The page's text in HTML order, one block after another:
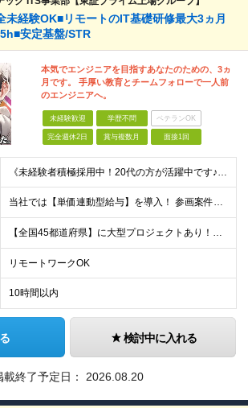
未経験OK■リモートのIT基礎研修最大3ヵ月
安定基盤/STR
本気でエンジニアを目指すあなたのための、3ヵ
月です。 手厚い教育とチームフォローで一人前
のエンジニアへ。
未経験歓迎 学歴不問 ベテランOK
完全週休2日 賞与複数月 面接1回
《未経験者積極採用中！20代の方が活躍中です♪》 ◎約4割が実務未経験入社！ ■学歴・職歴は一切問いません！ ■第二新卒の方もお気軽にご相談ください♪ ■入社してから数年は、転勤の可能性があります
当社では【単価連動型給与】を導入！ 参画案件の契約単価に連動して給与が決定。 還元率は単価の【70％～80％】と東証プライム上場グループとして高水準です！（社会保険料・教育コスト含む） ■関東：月給
【全国45都道府県】に大型プロジェクトあり！※ 四国・沖縄を除く 主要勤務地： 北海道/宮城県/栃木県/埼玉県/千葉県/東京都/神奈川県/愛知県/大阪府/京都府/兵庫県/広島県/福岡県/熊本県 ※勤
リモートワークOK
10時間以内
検討中に入れる
載終了予定日： 2026.08.20